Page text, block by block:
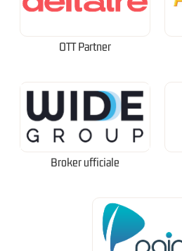
OTT Partner
Broker ufficiale